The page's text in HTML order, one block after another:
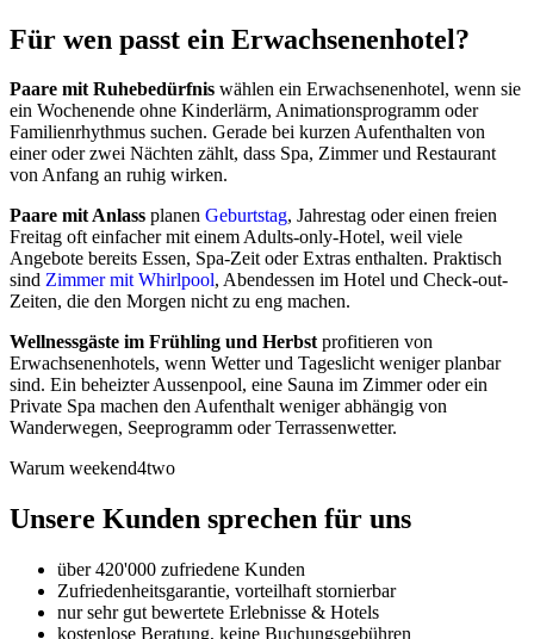
Für wen passt ein Erwachsenenhotel?
Paare mit Ruhebedürfnis wählen ein Erwachsenenhotel, wenn sie
ein Wochenende ohne Kinderlärm, Animationsprogramm oder
Familienrhythmus suchen. Gerade bei kurzen Aufenthalten von
einer oder zwei Nächten zählt, dass Spa, Zimmer und Restaurant
von Anfang an ruhig wirken.
Paare mit Anlass planen Geburtstag, Jahrestag oder einen freien
Freitag oft einfacher mit einem Adults-only-Hotel, weil viele
Angebote bereits Essen, Spa-Zeit oder Extras enthalten. Praktisch
sind Zimmer mit Whirlpool, Abendessen im Hotel und Check-out-
Zeiten, die den Morgen nicht zu eng machen.
Wellnessgäste im Frühling und Herbstprofitieren von
Erwachsenenhotels, wenn Wetter und Tageslicht weniger planbar
sind. Ein beheizter Aussenpool, eine Sauna im Zimmer oder ein
Private Spa machen den Aufenthalt weniger abhängig von
Wanderwegen, Seeprogramm oder Terrassenwetter.
Warum weekend4two
Unsere Kunden sprechen für uns
über 420'000 zufriedene Kunden
Zufriedenheitsgarantie, vorteilhaft stornierbar
nur sehr gut bewertete Erlebnisse & Hotels
kostenlose Beratung, keine Buchungsgebühren